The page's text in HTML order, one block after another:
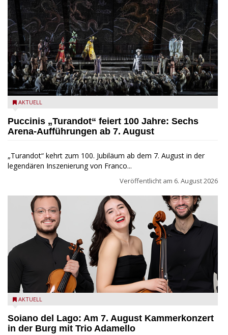
Turandot in der Arena von Verona - Ennevi für Fondazione
AKTUELL
Puccinis „Turandot“ feiert 100 Jahre: Sechs
Arena-Aufführungen ab 7. August
„Turandot“ kehrt zum 100. Jubiläum ab dem 7. August in der
legendären Inszenierung von Franco...
Veröffentlicht am 6. August 2026
Trio Adamello
AKTUELL
Soiano del Lago: Am 7. August Kammerkonzert
in der Burg mit Trio Adamello